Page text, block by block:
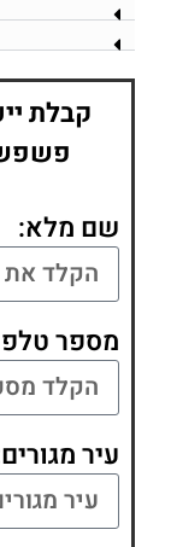
קבלת
שם מלא:
מספר
עיר